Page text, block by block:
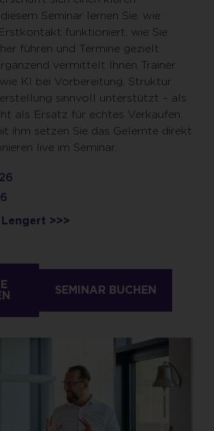
Seminar lernen Sie, wie
funktioniert, wie Sie
führen und Termine gezielt
vermittelt Ihnen Trainer
KI bei Vorbereitung, Struktur
sinnvoll unterstützt – als
als Ersatz für echtes Verkaufen.
ihm setzen Sie das Gelernte direkt
live im Seminar.
>>>
SEMINAR BUCHEN